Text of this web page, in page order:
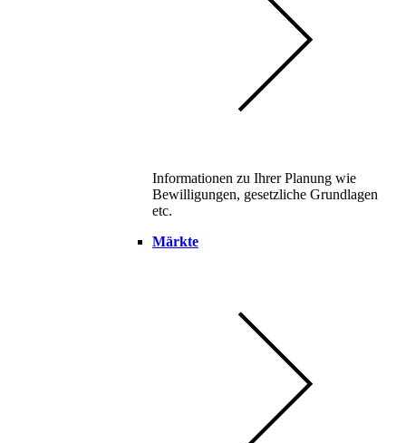
Informationen zu Ihrer Planung wie
Bewilligungen, gesetzliche Grundlagen
etc.
Märkte